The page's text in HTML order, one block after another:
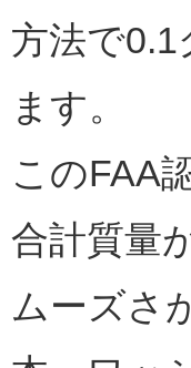
方法で
ます。
このFAA
合計質量
ムーズさ